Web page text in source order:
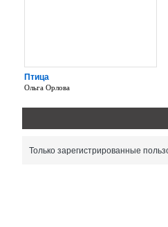
Птица
Ольга Орлова
Только зарегистрированные